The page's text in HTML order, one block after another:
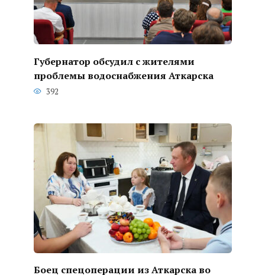
Губернатор обсудил с жителями
проблемы водоснабжения Аткарска
392
Боец спецоперации из Аткарска во